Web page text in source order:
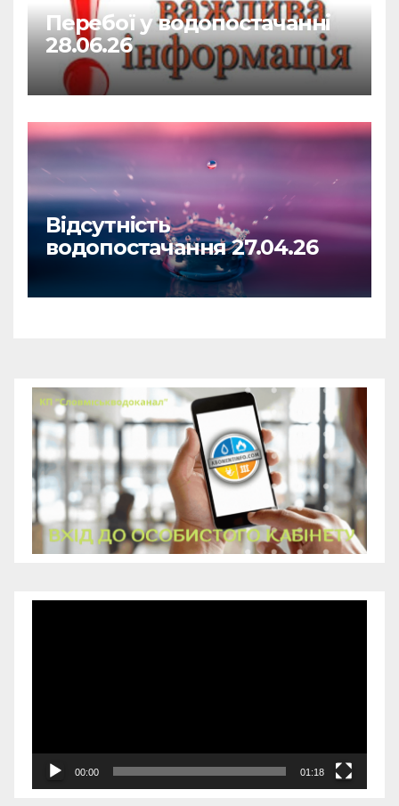
Перебої у водопостачанні
28.06.26
Відсутність
водопостачання 27.04.26
00:00 01:18